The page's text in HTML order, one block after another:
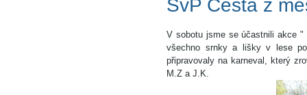
ŠvP Cesta z
V sobotu jsme se účastnili akce
všechno srnky a lišky v lese
připravovaly na karneval, který
M.Z a J.K.